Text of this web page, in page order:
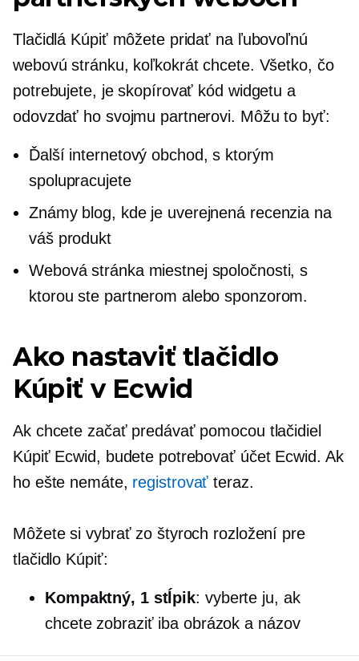
Tlačidlá Kúpiť môžete pridať na ľubovoľnú
webovú stránku, koľkokrát chcete. Všetko, čo
potrebujete, je skopírovať kód widgetu a
odovzdať ho svojmu partnerovi. Môžu to byť:
Ďalší internetový obchod, s ktorým
spolupracujete
Známy blog, kde je uverejnená recenzia na
váš produkt
Webová stránka miestnej spoločnosti, s
ktorou ste partnerom alebo sponzorom.
Ako nastaviť tlačidlo
Kúpiť v Ecwid
Ak chcete začať predávať pomocou tlačidiel
Kúpiť Ecwid, budete potrebovať účet Ecwid. Ak
ho ešte nemáte, registrovať teraz.
Môžete si vybrať zo štyroch rozložení pre
tlačidlo Kúpiť:
Kompaktný, 1 stĺpik: vyberte ju, ak
chcete zobraziť iba obrázok a názov